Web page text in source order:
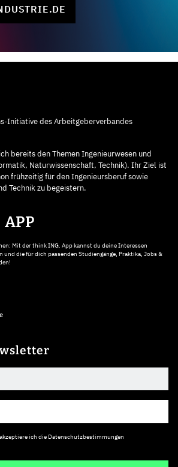
Initiative des Arbeitgeberverbandes
bereits den Themen Ingenieurwesen und
Naturwissenschaft, Technik). Ihr Ziel ist
frühzeitig für den Ingenieursberuf sowie
Technik zu begeistern.
Mit der think ING. App kannst du deine Interessen
und die für dich passenden Studiengänge, Praktika, Jobs &
ich die Datenschutzbestimmungen